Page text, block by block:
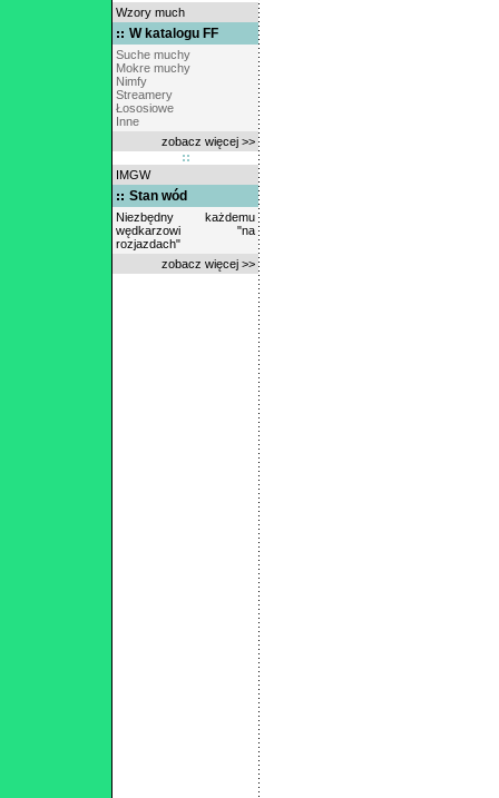
Wzory much
W katalogu FF
Suche muchy
Mokre muchy
Nimfy
Streamery
Łososiowe
Inne
zobacz więcej >>
IMGW
Stan wód
Niezbędny każdemu
wędkarzowi "na
rozjazdach"
zobacz więcej >>